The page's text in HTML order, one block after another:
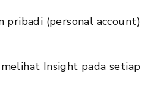
pribadi (personal account)
Insight pada setiap